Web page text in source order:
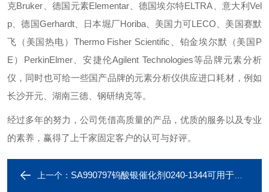
克Bruker、德国元素Elementar、德国埃尔特ELTRA、意大利Vel
p、德国Gerhardt、日本堀厂Horiba、美国力可LECO、美国赛默
飞（美国热电）Thermo Fisher Scientific、铂金埃尔默（美国P
E）PerkinElmer、安捷伦Agilent Technologies等品牌元素分析
仪，同时也可给一些国产品牌的元素分析仪供应进口耗材，例如
长沙开元、湖南三德、钢研纳克等。
经过多年的努力，公司凭借高质量的产品，优质的服务以及专业
的素养，赢得了上千家固定客户的认可与好评。
上一个： SA990797钨酸银催化剂0240-1344可用于铂金埃尔默PE